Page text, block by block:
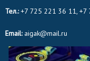
Тел.:+7 725 221 36 11, +7
Email:aigak@mail.ru